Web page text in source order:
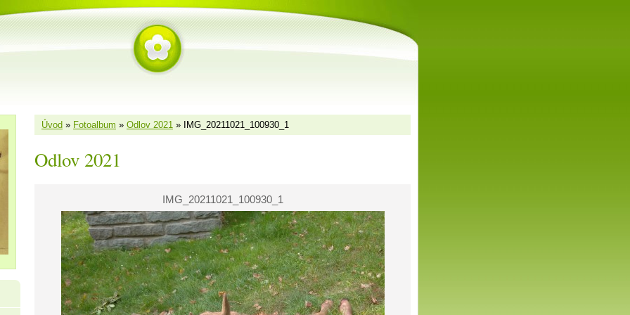
Úvod » Fotoalbum » Odlov 2021 » IMG_20211021_100930_1
Odlov 2021
IMG_20211021_100930_1